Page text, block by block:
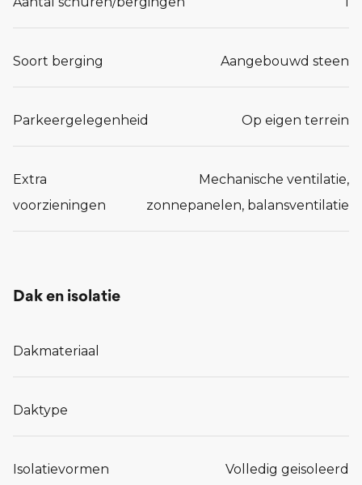
Soort berging Aangebouwd steen
Parkeergelegenheid Op eigen terrein
Extra
voorzieningen
Mechanische ventilatie,
zonnepanelen, balansventilatie
Dak en isolatie
Dakmateriaal
Daktype
Isolatievormen Volledig geisoleerd